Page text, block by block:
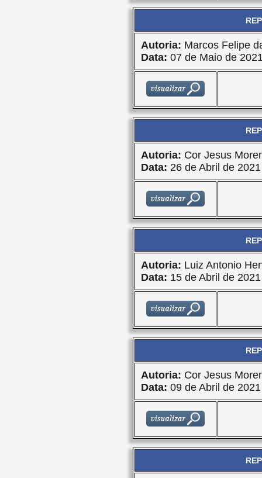
Autoria: Marcos Felipe
Data: 07 de Maio de
Autoria: Cor Jesus
Data: 26 de Abril de 2021
Autoria: Luiz Antonio
Data: 15 de Abril de 2021
Autoria: Cor Jesus
Data: 09 de Abril de 2021